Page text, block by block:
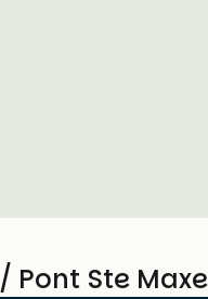
Pont Ste